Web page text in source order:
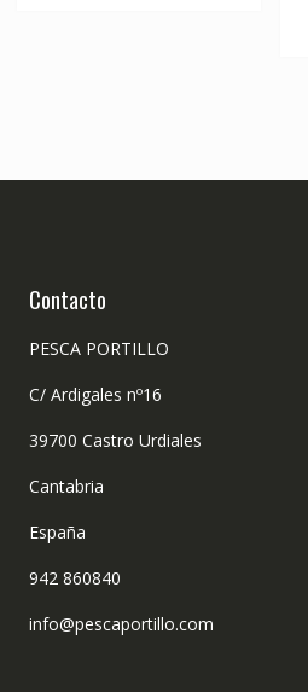
Contacto
PESCA PORTILLO
C/ Ardigales nº16
39700 Castro Urdiales
Cantabria
España
942 860840
info@pescaportillo.com